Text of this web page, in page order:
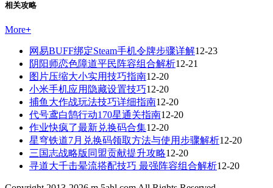
相关攻略
More+
网易BUFF绑定Steam手机令牌步骤详解12-23
阴阳师恋色障道平民阵容组合解析12-21
图片压缩大小实用技巧指南12-20
小米手机应用隐藏设置技巧12-20
捕鱼大作战玩法技巧详细指南12-20
代号鸢白鹄行动170星通关指南12-20
作业快疯了最新兑换码合集12-20
星穹铁道7月兑换码领取方法与使用步骤解析12-20
三国志战略版同盟贡献提升攻略12-20
寻道大千击晕流搭配技巧 最强阵容组合解析12-20